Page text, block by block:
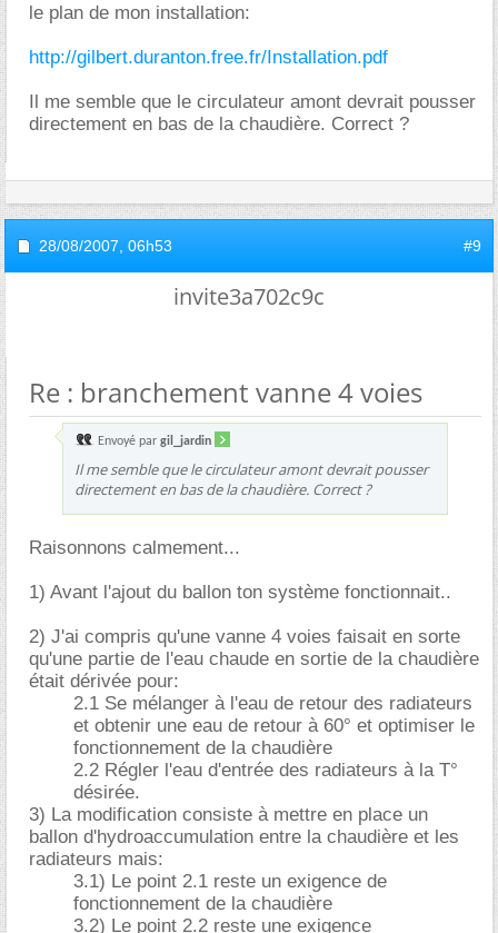
le plan de mon installation:
http://gilbert.duranton.free.fr/Installation.pdf
Il me semble que le circulateur amont devrait pousser
directement en bas de la chaudière. Correct ?
28/08/2007, 06h53 #9
invite3a702c9c
Re : branchement vanne 4 voies
Envoyé par gil_jardin
Il me semble que le circulateur amont devrait pousser
directement en bas de la chaudière. Correct ?
Raisonnons calmement...
1) Avant l'ajout du ballon ton système fonctionnait..
2) J'ai compris qu'une vanne 4 voies faisait en sorte
qu'une partie de l'eau chaude en sortie de la chaudière
était dérivée pour:
2.1 Se mélanger à l'eau de retour des radiateurs
et obtenir une eau de retour à 60° et optimiser le
fonctionnement de la chaudière
2.2 Régler l'eau d'entrée des radiateurs à la T°
désirée.
3) La modification consiste à mettre en place un
ballon d'hydroaccumulation entre la chaudière et les
radiateurs mais:
3.1) Le point 2.1 reste un exigence de
fonctionnement de la chaudière
3.2) Le point 2.2 reste une exigence